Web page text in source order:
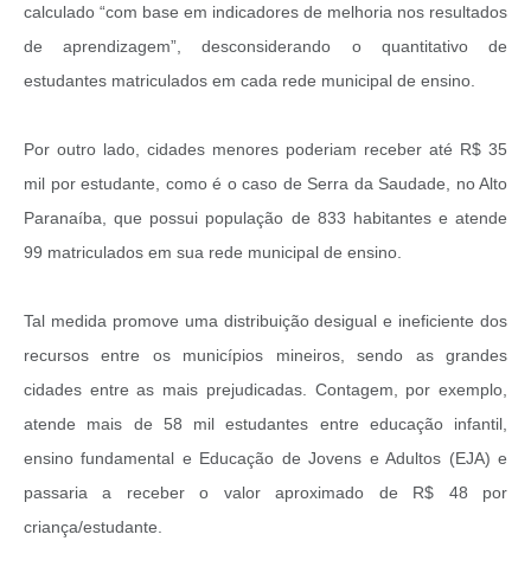
calculado “com base em indicadores de melhoria nos resultados
de aprendizagem”, desconsiderando o quantitativo de
estudantes matriculados em cada rede municipal de ensino.
Por outro lado, cidades menores poderiam receber até R$ 35
mil por estudante, como é o caso de Serra da Saudade, no Alto
Paranaíba, que possui população de 833 habitantes e atende
99 matriculados em sua rede municipal de ensino.
Tal medida promove uma distribuição desigual e ineficiente dos
recursos entre os municípios mineiros, sendo as grandes
cidades entre as mais prejudicadas. Contagem, por exemplo,
atende mais de 58 mil estudantes entre educação infantil,
ensino fundamental e Educação de Jovens e Adultos (EJA) e
passaria a receber o valor aproximado de R$ 48 por
criança/estudante.